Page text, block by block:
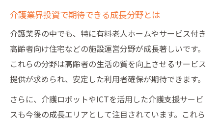
介護業界投資で期待できる成長分野とは
介護業界の中でも、特に有料老人ホームやサービス付き
高齢者向け住宅などの施設運営分野が成長著しいです。
これらの分野は高齢者の生活の質を向上させるサービス
提供が求められ、安定した利用者確保が期待できます。
さらに、介護ロボットやICTを活用した介護支援サービ
スも今後の成長エリアとして注目されています。これら